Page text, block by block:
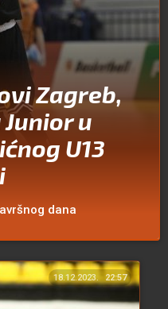
Zagreb,
u
U13
dana
18.12.2023. 22:57